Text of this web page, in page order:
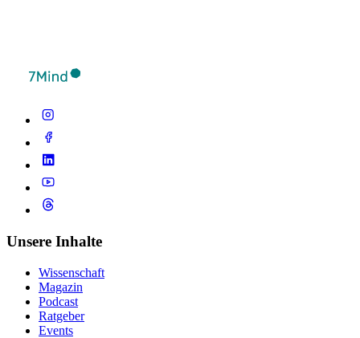
Unsere Inhalte
Wissenschaft
Magazin
Podcast
Ratgeber
Events